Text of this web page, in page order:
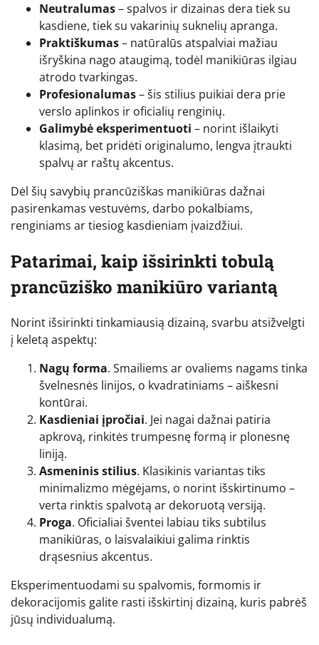
Neutralumas– spalvos ir dizainas dera tiek su
kasdiene, tiek su vakarinių suknelių apranga.
Praktiškumas– natūralūs atspalviai mažiau
išryškina nago ataugimą, todėl manikiūras ilgiau
atrodo tvarkingas.
Profesionalumas– šis stilius puikiai dera prie
verslo aplinkos ir oficialių renginių.
Galimybė eksperimentuoti – norint išlaikyti
klasimą, bet pridėti originalumo, lengva įtraukti
spalvų ar raštų akcentus.
Dėl šių savybių prancūziškas manikiūras dažnai
pasirenkamas vestuvėms, darbo pokalbiams,
renginiams ar tiesiog kasdieniam įvaizdžiui.
Patarimai, kaip išsirinkti tobulą
prancūziško manikiūro variantą
Norint išsirinkti tinkamiausią dizainą, svarbu atsižvelgti
į keletą aspektų:
Nagų forma. Smailiems ar ovaliems nagams tinka
švelnesnės linijos, o kvadratiniams – aiškesni
kontūrai.
Kasdieniai įpročiai. Jei nagai dažnai patiria
apkrovą, rinkitės trumpesnę formą ir plonesnę
liniją.
Asmeninis stilius. Klasikinis variantas tiks
minimalizmo mėgėjams, o norint išskirtinumo –
verta rinktis spalvotą ar dekoruotą versiją.
Proga. Oficialiai šventei labiau tiks subtilus
manikiūras, o laisvalaikiui galima rinktis
drąsesnius akcentus.
Eksperimentuodami su spalvomis, formomis ir
dekoracijomis galite rasti išskirtinį dizainą, kuris pabrėš
jūsų individualumą.